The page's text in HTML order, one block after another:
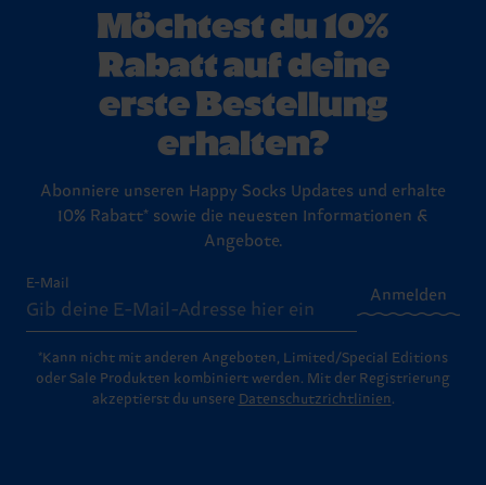
Möchtest du 10%
Rabatt auf deine
erste Bestellung
erhalten?
Abonniere unseren Happy Socks Updates und erhalte
10% Rabatt* sowie die neuesten Informationen &
Angebote.
E-Mail
Anmelden
*Kann nicht mit anderen Angeboten, Limited/Special Editions
oder Sale Produkten kombiniert werden. Mit der Registrierung
akzeptierst du unsere Datenschutzrichtlinien.